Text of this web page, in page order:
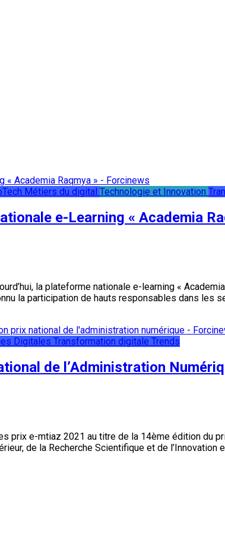
Métiers du digital Technologie et Innovation
e-Learning « Academia
la plateforme nationale e-learning «
la participation de hauts responsables dans les
Digitales Transformation digitale Trends
de l’Administration
prix e-mtiaz 2021 au titre de la 14ème édition du
de la Recherche Scientifique et de